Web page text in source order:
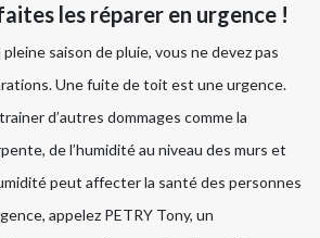
les réparer en urgence !
saison de pluie, vous ne devez pas
Une fuite de toit est une urgence.
d’autres dommages comme la
de l’humidité au niveau des murs et
peut affecter la santé des personnes
appelez PETRY Tony, un